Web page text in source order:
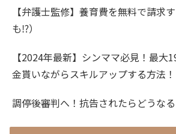
【弁護士監修】養育費を無料で請求
も⁉）
【2024年最新】シンママ必見！最大
金貰いながらスキルアップする方法！
調停後審判へ！抗告されたらどうな